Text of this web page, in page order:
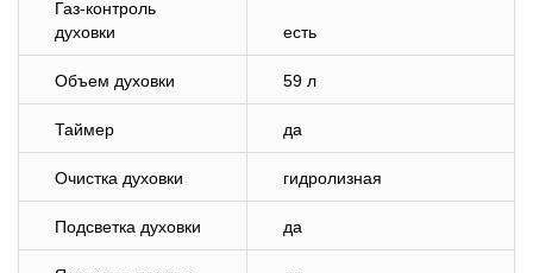
Газ-контроль
духовки
есть
Объем духовки 59 л
Таймер да
Очистка духовки гидролизная
Подсветка духовки да